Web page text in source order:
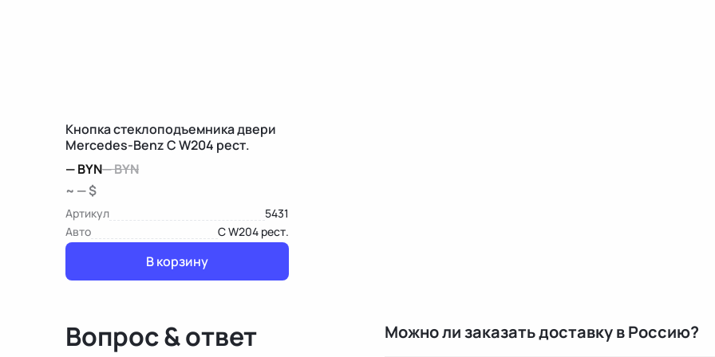
Кнопка стеклоподъемника двери
Mercedes-Benz C W204 рест.
—BYN—BYN
~ — $
Артикул
5431
Авто
C W204 рест.
В корзину
Вопрос & ответ Можно ли заказать доставку в Россию?